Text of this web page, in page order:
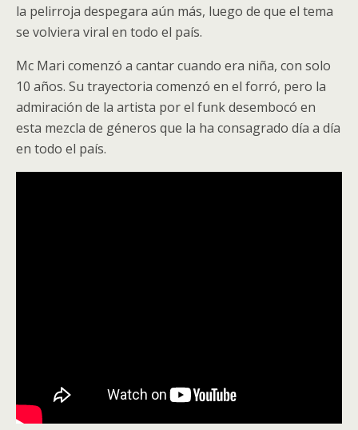
la pelirroja despegara aún más, luego de que el tema
se volviera viral en todo el país.
Mc Mari comenzó a cantar cuando era niña, con solo
10 años. Su trayectoria comenzó en el forró, pero la
admiración de la artista por el funk desembocó en
esta mezcla de géneros que la ha consagrado día a día
en todo el país.